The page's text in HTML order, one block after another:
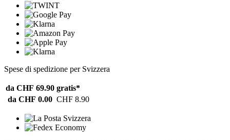
Spese di spedizione per Svizzera
da CHF 69.90 gratis*
da CHF 0.00 CHF 8.90